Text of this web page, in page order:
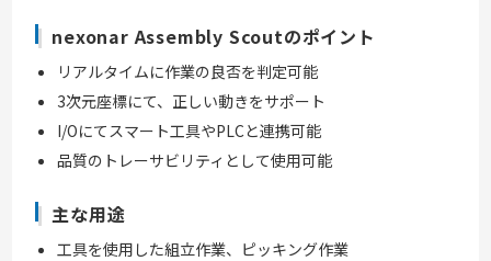
nexonar Assembly Scoutのポイント
リアルタイムに作業の良否を判定可能
3次元座標にて、正しい動きをサポート
I/Oにてスマート工具やPLCと連携可能
品質のトレーサビリティとして使用可能
主な用途
工具を使用した組立作業、ピッキング作業